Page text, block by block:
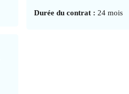
Durée du contrat : 24 mois